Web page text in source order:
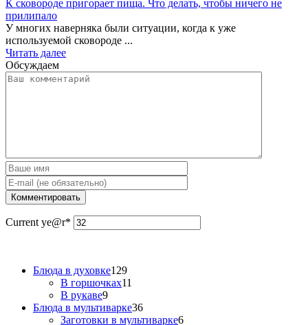
К сковороде пригорает пища. Что делать, чтобы ничего не
прилипало
У многих наверняка были ситуации, когда к уже
используемой сковороде ...
Читать далее
Обсуждаем
Current ye@r*
Блюда в духовке129
В горшочках11
В рукаве9
Блюда в мультиварке36
Заготовки в мультиварке6